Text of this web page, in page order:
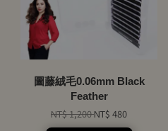
圖藤絨毛0.06mm Black
Feather
NT$ 1,200NT$ 480